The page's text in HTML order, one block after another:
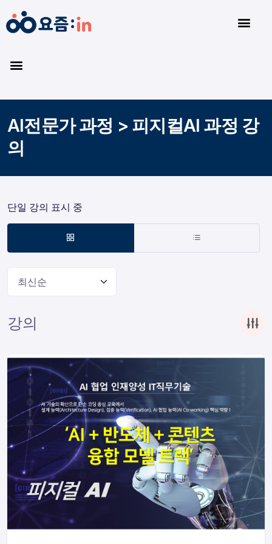
AI전문가 과정 > 피지컬AI 과정 강
의
단일 강의 표시 중
최신순
강의